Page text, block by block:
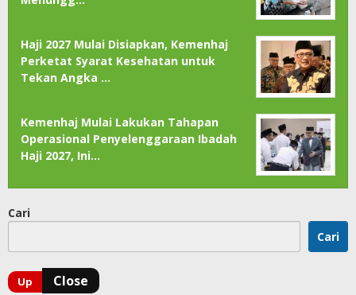
Haji 2027 Mulai Disiapkan, Kemenhaj
Perketat Syarat Kesehatan untuk
Tekan Angka …
Kemenhaj Mulai Lakukan Tahapan
Operasional Penyelenggaraan Ibadah
Haji 2027, Ini…
Cari
Cari